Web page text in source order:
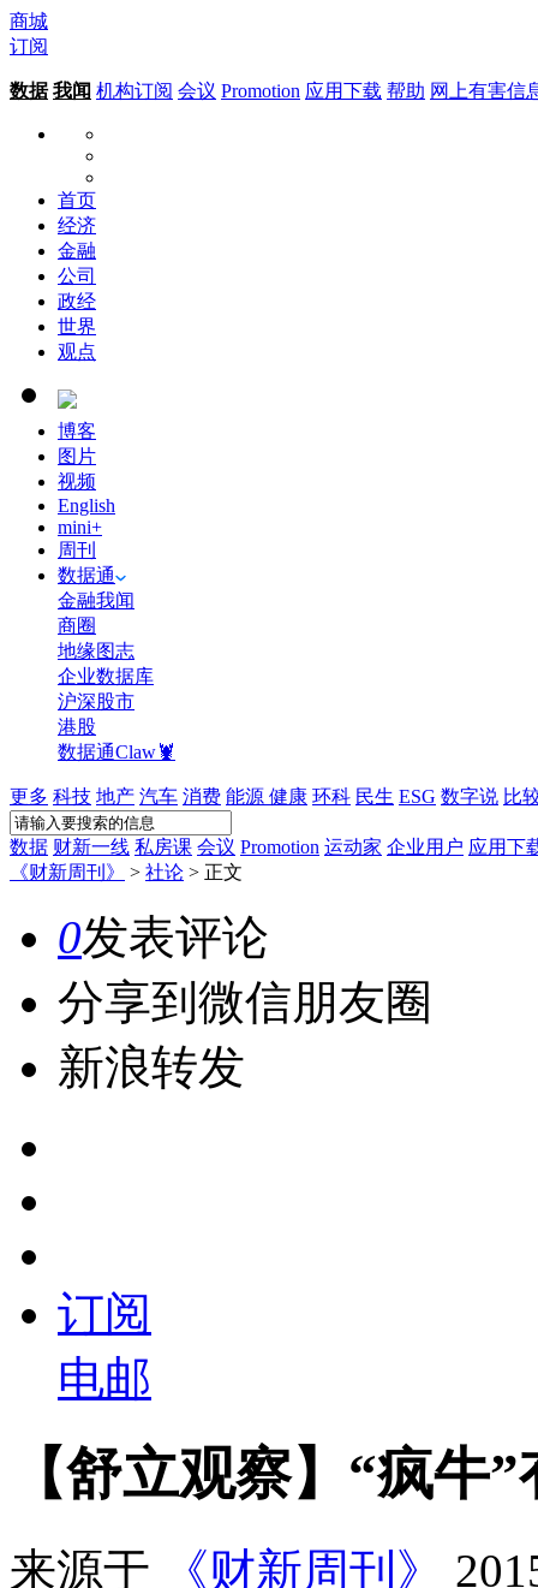
商城
订阅
数据 我闻 机构订阅 会议 Promotion 应用下载 帮助 网上有害信
首页
经济
金融
公司
政经
世界
观点
博客
图片
视频
English
mini+
周刊
数据通
金融我闻
商圈
地缘图志
企业数据库
沪深股市
港股
数据通Claw🦞
更多 科技 地产 汽车 消费 能源 健康 环科 民生 ESG 数字说 比
数据 财新一线 私房课 会议 Promotion 运动家 企业用户 应用下
《财新周刊》
> 社论 > 正文
0发表评论
分享到微信朋友圈
新浪转发
订阅
电邮
【舒立观察】“疯牛
来源于 《财新周刊》